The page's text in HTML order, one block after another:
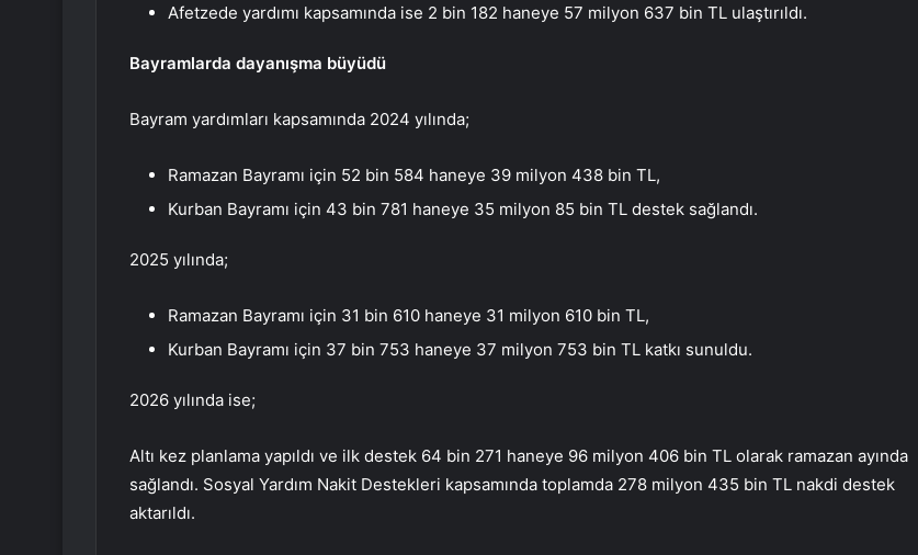
Afetzede yardımı kapsamında ise 2 bin 182 haneye 57 milyon 637 bin TL ulaştırıldı.
Bayramlarda dayanışma büyüdü
Bayram yardımları kapsamında 2024 yılında;
Ramazan Bayramı için 52 bin 584 haneye 39 milyon 438 bin TL,
Kurban Bayramı için 43 bin 781 haneye 35 milyon 85 bin TL destek sağlandı.
2025 yılında;
Ramazan Bayramı için 31 bin 610 haneye 31 milyon 610 bin TL,
Kurban Bayramı için 37 bin 753 haneye 37 milyon 753 bin TL katkı sunuldu.
2026 yılında ise;
Altı kez planlama yapıldı ve ilk destek 64 bin 271 haneye 96 milyon 406 bin TL olarak ramazan ayında
sağlandı. Sosyal Yardım Nakit Destekleri kapsamında toplamda 278 milyon 435 bin TL nakdi destek
aktarıldı.